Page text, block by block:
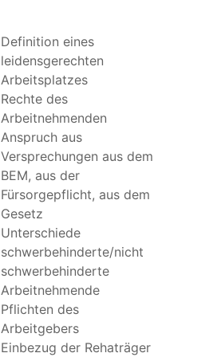
Definition eines
leidensgerechten
Arbeitsplatzes
Rechte des
Arbeitnehmenden
Anspruch aus
Versprechungen aus dem
BEM, aus der
Fürsorgepflicht, aus dem
Gesetz
Unterschiede
schwerbehinderte/nicht
schwerbehinderte
Arbeitnehmende
Pflichten des
Arbeitgebers
Einbezug der Rehaträger